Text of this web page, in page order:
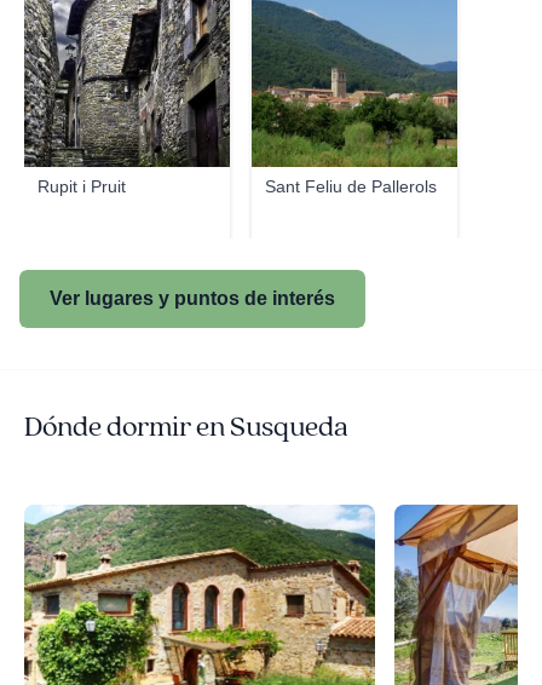
Rupit i Pruit Sant Feliu de Pallerols
Ver lugares y puntos de interés
Dónde dormir en Susqueda